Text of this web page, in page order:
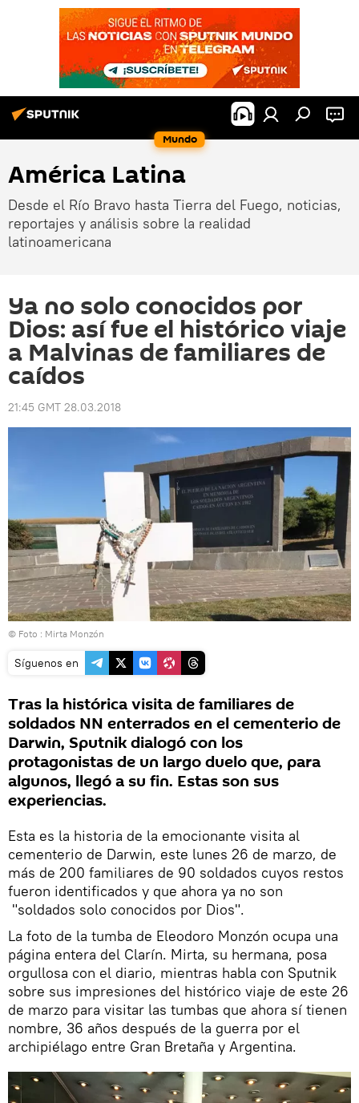
Mundo
América Latina
Desde el Río Bravo hasta Tierra del Fuego, noticias,
reportajes y análisis sobre la realidad
latinoamericana
Ya no solo conocidos por
Dios: así fue el histórico viaje
a Malvinas de familiares de
caídos
21:45 GMT 28.03.2018
© Foto : Mirta Monzón
Síguenos en
Tras la histórica visita de familiares de
soldados NN enterrados en el cementerio de
Darwin, Sputnik dialogó con los
protagonistas de un largo duelo que, para
algunos, llegó a su fin. Estas son sus
experiencias.
Esta es la historia de la emocionante visita al
cementerio de Darwin, este lunes 26 de marzo, de
más de 200 familiares de 90 soldados cuyos restos
fueron identificados y que ahora ya no son
"soldados solo conocidos por Dios".
La foto de la tumba de Eleodoro Monzón ocupa una
página entera del Clarín. Mirta, su hermana, posa
orgullosa con el diario, mientras habla con Sputnik
sobre sus impresiones del histórico viaje de este 26
de marzo para visitar las tumbas que ahora sí tienen
nombre, 36 años después de la guerra por el
archipiélago entre Gran Bretaña y Argentina.